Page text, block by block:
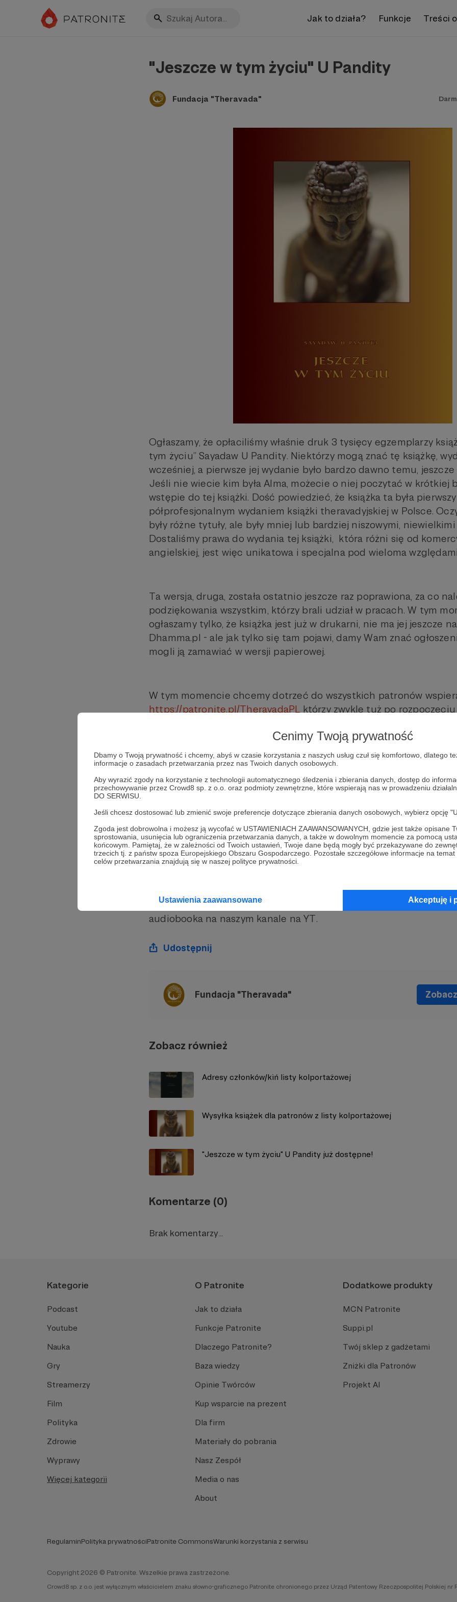
Cenimy Twoją prywatność
Dbamy o Twoją prywatność i chcemy, abyś w czasie korzystania z naszych usług czuł się komfortowo, dlatego
informacje o zasadach przetwarzania przez nas Twoich danych osobowych.
Aby wyrazić zgody na korzystanie z technologii automatycznego śledzenia i zbierania danych, dostęp do
przechowywanie przez Crowd8 sp. z o.o. oraz podmioty zewnętrzne, które wspierają nas w prowadzeniu
DO SERWISU.
Jeśli chcesz dostosować lub zmienić swoje preferencje dotyczące zbierania danych osobowych, wybierz opcję
Zgoda jest dobrowolna i możesz ją wycofać w USTAWIENIACH ZAAWANSOWANYCH, gdzie jest także opisane
sprostowania, usunięcia lub ograniczenia przetwarzania danych, a także w dowolnym momencie za pomocą
końcowym. Pamiętaj, że w zależności od Twoich ustawień, Twoje dane będą mogły być przekazywane do
trzecich tj. z państw spoza Europejskiego Obszaru Gospodarczego. Pozostałe szczegółowe informacje na
celów przetwarzania znajdują się w naszej polityce prywatności.
Ustawienia zaawansowane Akceptuję i
Jak to działa? Funkcje Treści
"Jeszcze w tym życiu" U Pandity
Fundacja "Theravada"
Ogłaszamy, że opłaciliśmy właśnie druk 3 tysięcy egzemplarzy
tym życiu” Sayadaw U Pandity. Niektórzy mogą znać tę książkę,
wcześniej, a pierwsze jej wydanie było bardzo dawno temu, jeszcze
Jeśli nie wiecie kim była Alma, możecie o niej poczytać w krótkiej
wstępie do tej książki. Dość powiedzieć, że książka ta była
półprofesjonalnym wydaniem książki theravadyjskiej w Polsce.
były różne tytuły, ale były mniej lub bardziej niszowymi,
Dostaliśmy prawa do wydania tej książki, która różni się od
angielskiej, jest więc unikatowa i specjalna pod wieloma
Ta wersja, druga, została ostatnio jeszcze raz poprawiona, za co
podziękowania wszystkim, którzy brali udział w pracach. W tym
ogłaszamy tylko, że książka jest już w drukarni, nie ma jej jeszcze
Dhamma.pl - ale jak tylko się tam pojawi, damy Wam znać
mogli ją zamawiać w wersji papierowej.
W tym momencie chcemy dotrzeć do wszystkich patronów
https://patronite.pl/TheravadaPL którzy zwykle tuż po
potwierdzenie, że są na liście kolportażowej. Prośba do Was - jeśli
adres pocztowy - dajcie znać! Napiszcie też jeśli nie chcecie
(bo już macie starą wersję, albo inne - nie musicie wyjaśniać
natomiast chcecie dostać tę książkę do skrzynki pocztowej, jeśli
zmienił - nie róbcie nic, spokojnie czekajcie, a książka do Was
wszystkimi innymi.
W tym miejscu dziękujemy wszystkim naszym patronom - to dzięki
Spodziewajcie się wersji papierowych, ale wcześniej także
wydania w wersjach cyfrowych, oraz w przyszłości - wersji
audiobooka na naszym kanale na YT.
Udostępnij
Fundacja "Theravada"
Zobacz również
Adresy członków/kiń listy kolportażowej
Wysyłka książek dla patronów z listy kolportażowej
"Jeszcze w tym życiu" U Pandity już dostępne!
Komentarze (0)
Brak komentarzy...
Kategorie
Podcast
Youtube
Nauka
Gry
Streamerzy
Film
Polityka
Zdrowie
Wyprawy
Więcej kategorii
O Patronite
Jak to działa
Funkcje Patronite
Dlaczego Patronite?
Baza wiedzy
Opinie Twórców
Kup wsparcie na prezent
Dla firm
Materiały do pobrania
Nasz Zespół
Media o nas
About
Dodatkowe produkty
MCN Patronite
Suppi.pl
Twój sklep z gadżetami
Zniżki dla Patronów
Projekt AI
RegulaminPolityka prywatnościPatronite CommonsWarunki korzystania z serwisu
Copyright 2026 © Patronite. Wszelkie prawa zastrzeżone.
Crowd8 sp. z o.o. jest wyłącznym właścicielem znaku słowno-graficznego Patronite chronionego przez Urząd Patentowy Rzeczpospolitej Polskiej nr